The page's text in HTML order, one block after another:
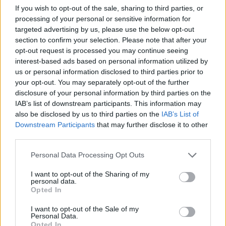
If you wish to opt-out of the sale, sharing to third parties, or
processing of your personal or sensitive information for
targeted advertising by us, please use the below opt-out
section to confirm your selection. Please note that after your
opt-out request is processed you may continue seeing
interest-based ads based on personal information utilized by
us or personal information disclosed to third parties prior to
your opt-out. You may separately opt-out of the further
disclosure of your personal information by third parties on the
IAB’s list of downstream participants. This information may
also be disclosed by us to third parties on the IAB’s List of
Downstream Participants that may further disclose it to other
Personal Data Processing Opt Outs
I want to opt-out of the Sharing of my
personal data.
Opted In
I want to opt-out of the Sale of my
Personal Data.
Opted In
Έκανε μια απόπειρα να τον μεταπείσει, στέλνοντας
ένα δερβίση ως αγγελιοφόρο. Η αποστολή του
ιερωμένου είχε τον λόγο της. Ο Ομέρ Βρυώνης
γνώριζε ότι ο Ανδρούτσος ήταν Μουσουλμάνος
Μπεκταξής.
Ο δερβίσης προχώρησε έφιππος προς το Χάνι, αλλά
ξαφνικά δέχθηκε μια σφαίρα στο μέτωπο κι έπεσε
άπνους. Οι Οθωμανοί επιτέθηκαν κατά κύματα στο
Χάνι.
Ομέρ Βρυώνης εξεμάνη με την ανικανότητα των
αξιωματικών του και διέταξε και νέα επίθεση κατά το
μεσημέρι. Και αυτή απέτυχε.
Η “ανασυγκρότηση” και η μοιραία κατάληξη